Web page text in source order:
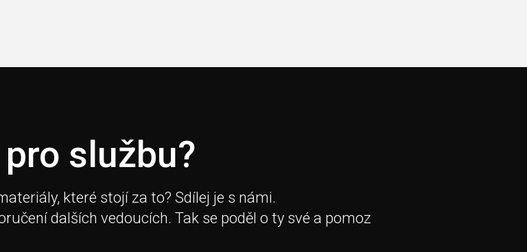
službu?
které stojí za to? Sdílej je s námi.
dalších vedoucích. Tak se poděl o ty své a pomoz